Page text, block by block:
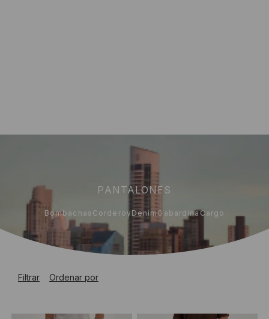
PANTALONES
Bombachas CorderoyDenimGabardinaCargo
Filtrar Ordenar por